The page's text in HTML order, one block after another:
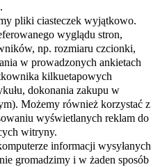
pliki ciasteczek wyjątkowo.
wyglądu stron,
np. rozmiaru czcionki,
w prowadzonych ankietach
kilkuetapowych
dokonania zakupu w
Możemy również korzystać z
wyświetlanych reklam do
witryny.
informacji wysyłanych
gromadzimy i w żaden sposób